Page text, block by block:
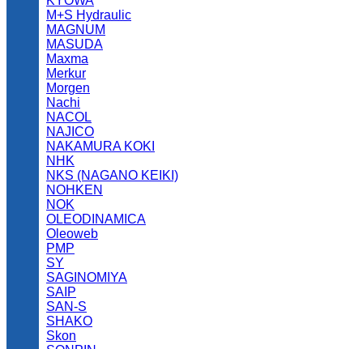
M+S Hydraulic
MAGNUM
MASUDA
Maxma
Merkur
Morgen
Nachi
NACOL
NAJICO
NAKAMURA KOKI
NHK
NKS (NAGANO KEIKI)
NOHKEN
NOK
OLEODINAMICA
Oleoweb
PMP
SY
SAGINOMIYA
SAIP
SAN-S
SHAKO
Skon